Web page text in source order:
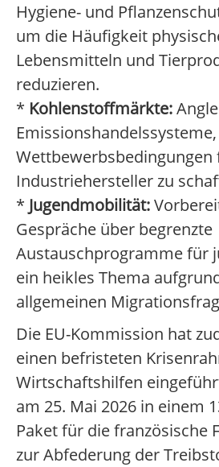
Hygiene- und
um die Häufigkeit
Lebensmitteln und
reduzieren.
* Kohlenstoffmärkte:
Wettbewerbsbedingungen
Industriehersteller zu
* Jugendmobilität:
Gespräche über begrenzte
Austauschprogramme für
ein heikles Thema
allgemeinen
Die EU-Kommission hat
einen befristeten
Wirtschaftshilfen
am 25. Mai 2026 in einem
Paket für die französische
zur Abfederung der